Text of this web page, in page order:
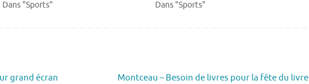
Dans "Sports"
Dans "Sports"
grand écran
Montceau – Besoin de livres pour la fête du livre